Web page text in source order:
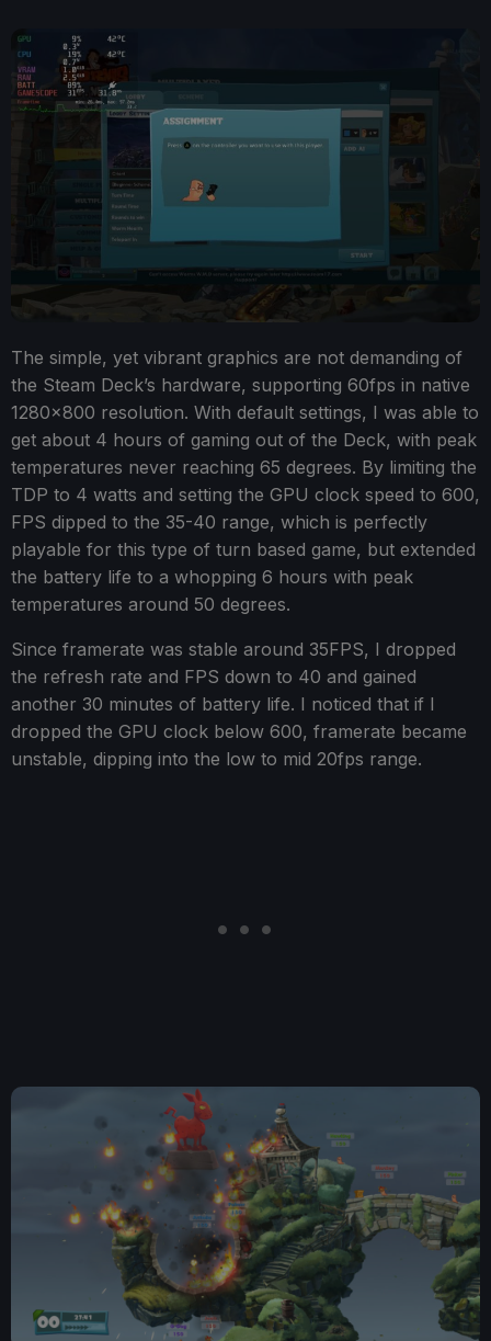
The simple, yet vibrant graphics are not demanding of
the Steam Deck’s hardware, supporting 60fps in native
1280x800 resolution. With default settings, I was able to
get about 4 hours of gaming out of the Deck, with peak
temperatures never reaching 65 degrees. By limiting the
TDP to 4 watts and setting the GPU clock speed to 600,
FPS dipped to the 35-40 range, which is perfectly
playable for this type of turn based game, but extended
the battery life to a whopping 6 hours with peak
temperatures around 50 degrees.
Since framerate was stable around 35FPS, I dropped
the refresh rate and FPS down to 40 and gained
another 30 minutes of battery life. I noticed that if I
dropped the GPU clock below 600, framerate became
unstable, dipping into the low to mid 20fps range.